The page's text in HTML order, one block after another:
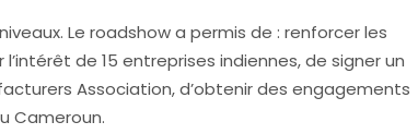
Le roadshow a permis de : renforcer les
de 15 entreprises indiennes, de signer un
Association, d’obtenir des engagements
Cameroun.